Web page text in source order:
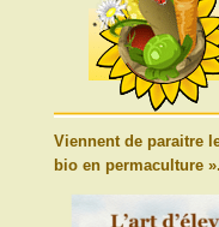
Viennent de paraitre
bio en permaculture ».